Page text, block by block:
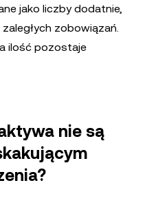
jako liczby dodatnie,
zobowiązań.
ilość pozostaje
nie są